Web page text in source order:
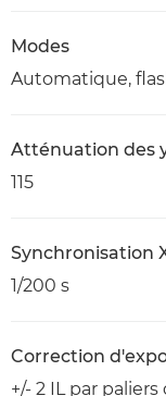
Modes
Automatique,
Atténuation des
115
Synchronisation
1/200 s
Correction
+/- 2 IL par paliers